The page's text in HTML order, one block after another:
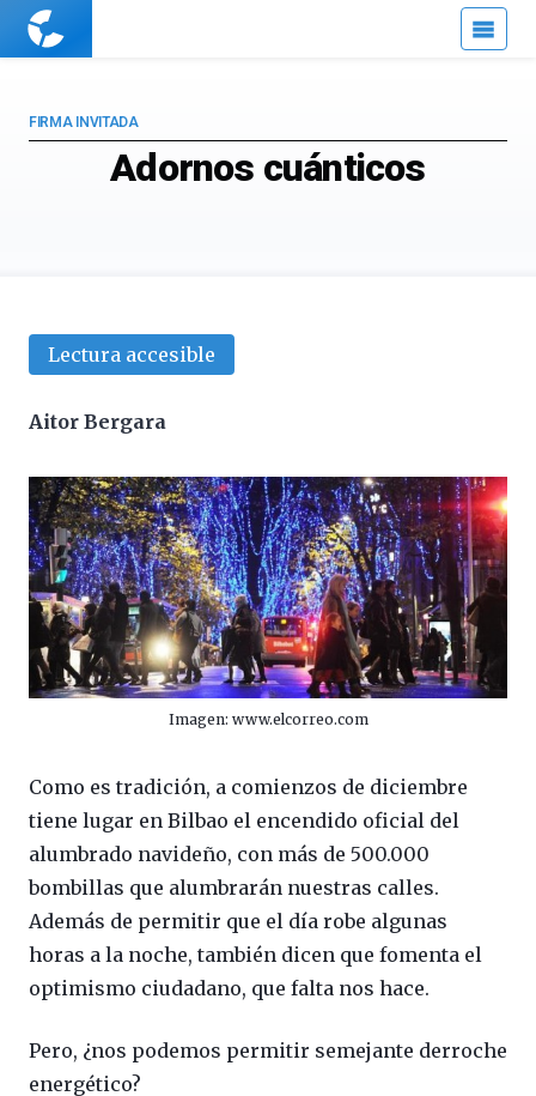
Cuaderno
Adornos cuánticos
FIRMA INVITADA
Lectura accesible
Aitor Bergara
Imagen: www.elcorreo.com
Como es tradición, a comienzos de diciembre
tiene lugar en Bilbao el encendido oficial del
alumbrado navideño, con más de 500.000
bombillas que alumbrarán nuestras calles.
Además de permitir que el día robe algunas
horas a la noche, también dicen que fomenta el
optimismo ciudadano, que falta nos hace.
Pero, ¿nos podemos permitir semejante derroche
energético?